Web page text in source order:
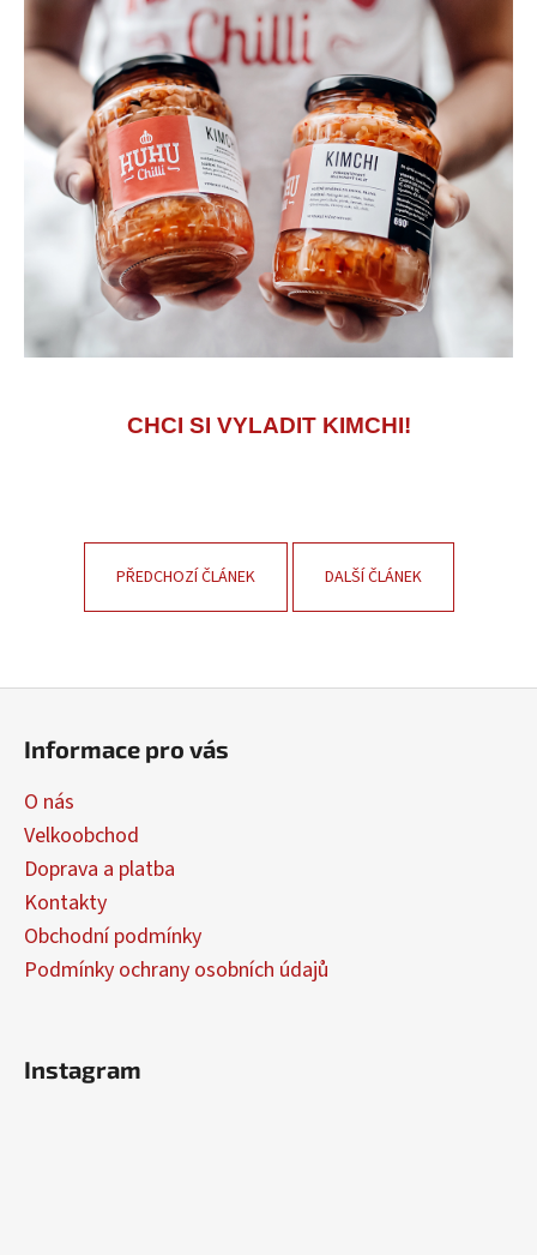
CHCI SI VYLADIT KIMCHI!
PŘEDCHOZÍ ČLÁNEK DALŠÍ ČLÁNEK
Informace pro vás
O nás
Velkoobchod
Doprava a platba
Kontakty
Obchodní podmínky
Podmínky ochrany osobních údajů
Instagram